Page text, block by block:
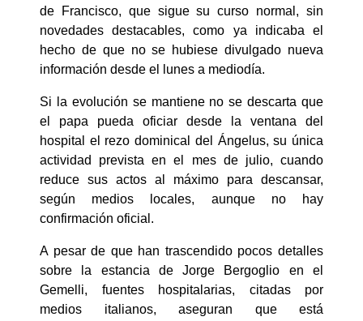
de Francisco, que sigue su curso normal, sin
novedades destacables, como ya indicaba el
hecho de que no se hubiese divulgado nueva
información desde el lunes a mediodía.
Si la evolución se mantiene no se descarta que
el papa pueda oficiar desde la ventana del
hospital el rezo dominical del Ángelus, su única
actividad prevista en el mes de julio, cuando
reduce sus actos al máximo para descansar,
según medios locales, aunque no hay
confirmación oficial.
A pesar de que han trascendido pocos detalles
sobre la estancia de Jorge Bergoglio en el
Gemelli, fuentes hospitalarias, citadas por
medios italianos, aseguran que está